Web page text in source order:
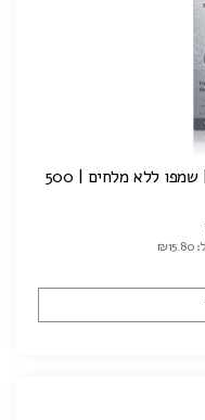
MOROCCAN GOLD | סדרת כמהין | שמפו ללא מלחים | 500